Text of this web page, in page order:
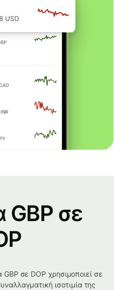
GBP σε
σε DOP χρησιμοποιεί σε
ισοτιμία της